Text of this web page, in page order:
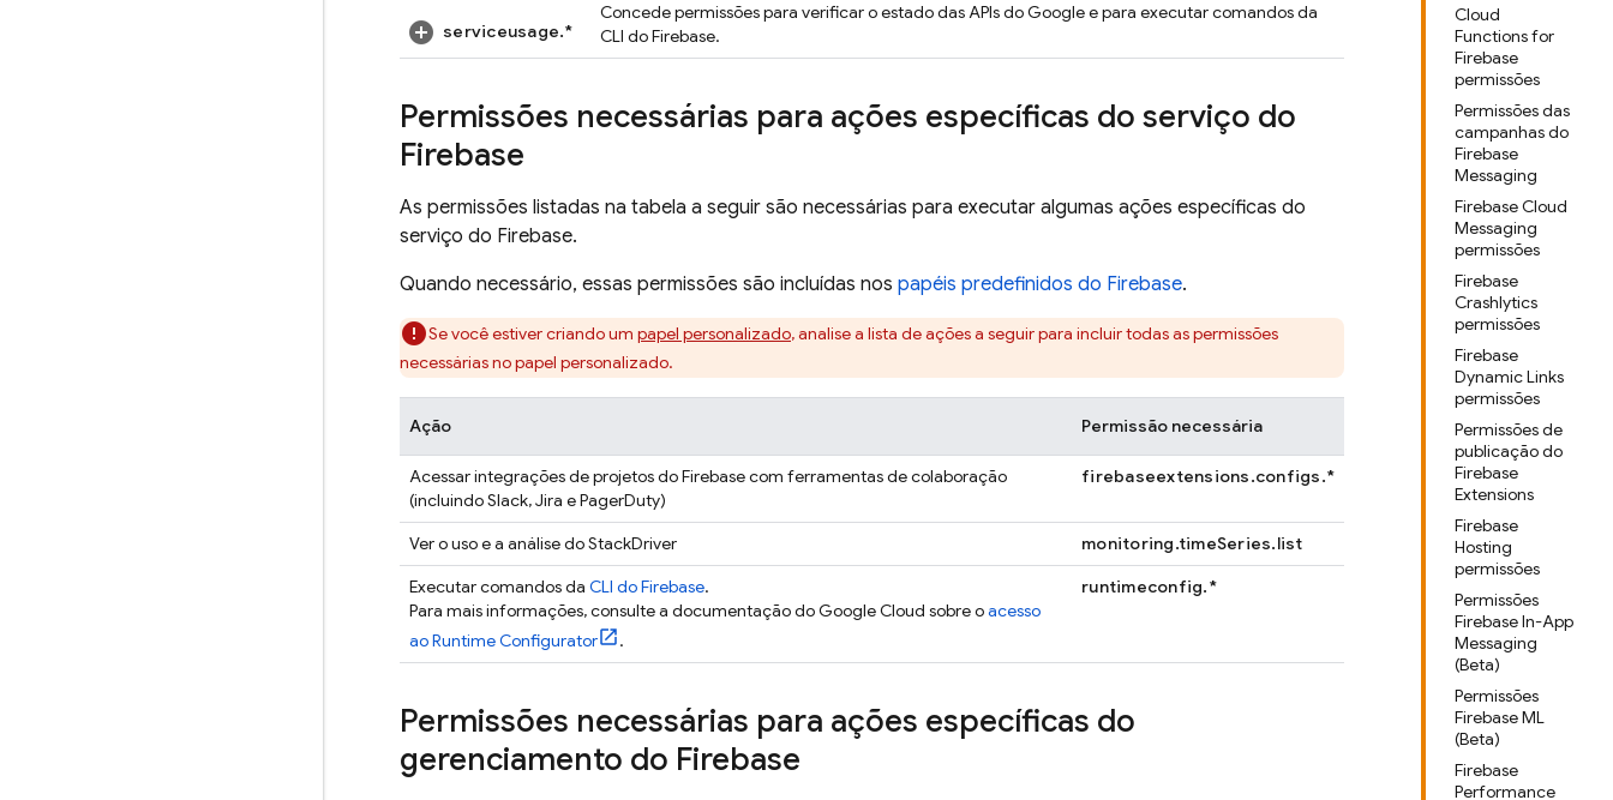
Cloud
Functions for
Firebase
permissões
Permissões das
campanhas do
Firebase
Messaging
Firebase Cloud
Messaging
permissões
Firebase
Crashlytics
permissões
Firebase
Dynamic Links
permissões
Permissões de
publicação do
Firebase
Extensions
Firebase
Hosting
permissões
Permissões
Firebase In-App
Messaging
(Beta)
Permissões
Firebase ML
(Beta)
Firebase
Performance
serviceusage.*
Concede permissões para verificar o estado das APIs do Google e para executar comandos da
CLI doFirebase.
Permissões necessárias para ações específicas do serviço do
Firebase
As permissões listadas na tabela a seguir são necessárias para executar algumas ações específicas do
serviço do Firebase.
Quando necessário, essas permissões são incluídas nos papéis predefinidos do Firebase.
Se você estiver criando um papel personalizado, analise a lista de ações a seguir para incluir todas as permissões
necessárias no papel personalizado.
Ação Permissão necessária
Acessar integrações de projetos do Firebase com ferramentas de colaboração
(incluindo Slack, Jira e PagerDuty)
firebaseextensions.configs.*
Ver o uso e a análise do StackDriver
monitoring.timeSeries.list
Executar comandos da CLI doFirebase.
Para mais informações, consulte a documentação do Google Cloud sobre oacesso
ao Runtime Configurator
.
runtimeconfig.*
Permissões necessárias para ações específicas do
gerenciamento do Firebase